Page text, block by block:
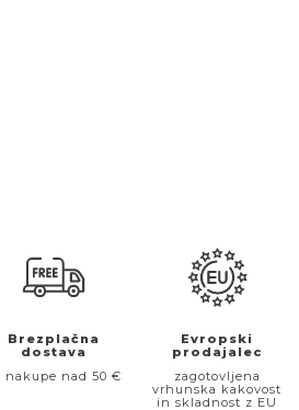
Brezplačna
dostava
nakupe nad 50 €
Evropski
prodajalec
zagotovljena
vrhunska kakovost
in skladnost z EU